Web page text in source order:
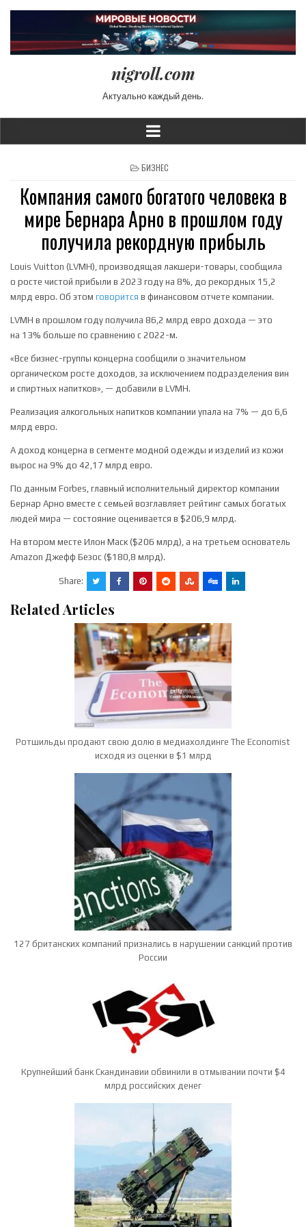
nigroll.com
Актуально каждый день.
POSTED IN
БИЗНЕС
Компания самого богатого человека в
мире Бернара Арно в прошлом году
получила рекордную прибыль
Louis Vuitton (LVMH), производящая лакшери-товары, сообщила
о росте чистой прибыли в 2023 году на 8%, до рекордных 15,2
млрд евро. Об этом говорится в финансовом отчете компании.
LVMH в прошлом году получила 86,2 млрд евро дохода — это
на 13% больше по сравнению с 2022-м.
«Все бизнес-группы концерна сообщили о значительном
органическом росте доходов, за исключением подразделения вин
и спиртных напитков», — добавили в LVMH.
Реализация алкогольных напитков компании упала на 7% — до 6,6
млрд евро.
А доход концерна в сегменте модной одежды и изделий из кожи
вырос на 9% до 42,17 млрд евро.
По данным Forbes, главный исполнительный директор компании
Бернар Арно вместе с семьей возглавляет рейтинг самых богатых
людей мира — состояние оценивается в $206,9 млрд.
На втором месте Илон Маск ($206 млрд), а на третьем основатель
Amazon Джефф Безос ($180,8 млрд).
Share:
Related Articles
Ротшильды продают свою долю в медиахолдинге The Economist
исходя из оценки в $1 млрд
127 британских компаний признались в нарушении санкций против
России
Крупнейший банк Скандинавии обвинили в отмывании почти $4
млрд российских денег